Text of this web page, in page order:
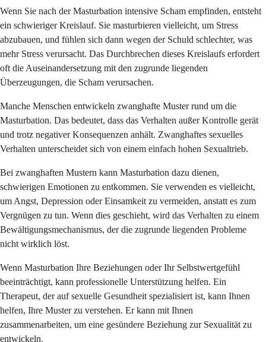
Wenn Sie nach der Masturbation intensive Scham empfinden, entsteht
ein schwieriger Kreislauf. Sie masturbieren vielleicht, um Stress
abzubauen, und fühlen sich dann wegen der Schuld schlechter, was
mehr Stress verursacht. Das Durchbrechen dieses Kreislaufs erfordert
oft die Auseinandersetzung mit den zugrunde liegenden
Überzeugungen, die Scham verursachen.
Manche Menschen entwickeln zwanghafte Muster rund um die
Masturbation. Das bedeutet, dass das Verhalten außer Kontrolle gerät
und trotz negativer Konsequenzen anhält. Zwanghaftes sexuelles
Verhalten unterscheidet sich von einem einfach hohen Sexualtrieb.
Bei zwanghaften Mustern kann Masturbation dazu dienen,
schwierigen Emotionen zu entkommen. Sie verwenden es vielleicht,
um Angst, Depression oder Einsamkeit zu vermeiden, anstatt es zum
Vergnügen zu tun. Wenn dies geschieht, wird das Verhalten zu einem
Bewältigungsmechanismus, der die zugrunde liegenden Probleme
nicht wirklich löst.
Wenn Masturbation Ihre Beziehungen oder Ihr Selbstwertgefühl
beeinträchtigt, kann professionelle Unterstützung helfen. Ein
Therapeut, der auf sexuelle Gesundheit spezialisiert ist, kann Ihnen
helfen, Ihre Muster zu verstehen. Er kann mit Ihnen
zusammenarbeiten, um eine gesündere Beziehung zur Sexualität zu
entwickeln.